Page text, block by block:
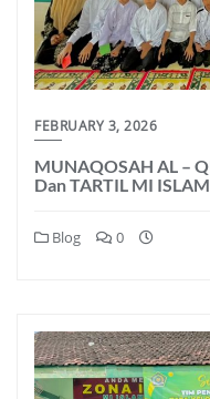
FEBRUARY 3, 2026
MUNAQOSAH AL –
Dan TARTIL MI
Blog 0